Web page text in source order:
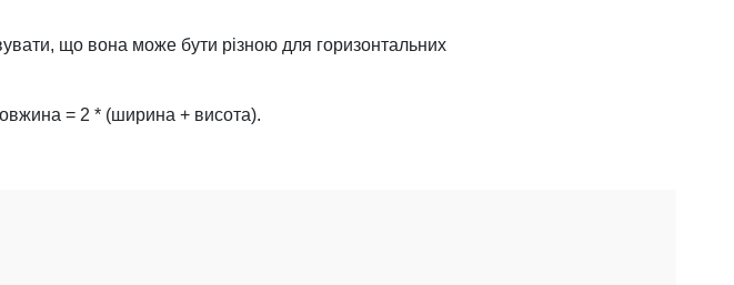
що вона може бути різною для горизонтальних
= 2 * (ширина + висота).